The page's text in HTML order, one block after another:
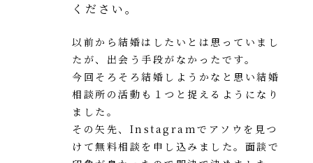
ください。
以前から結婚はしたいとは思っていまし
たが、出会う手段がなかったです。
今回そろそろ結婚しようかなと思い結婚
相談所の活動も１つと捉えるようになり
ました。
その矢先、Instagramでアソウを見つ
けて無料相談を申し込みました。面談で